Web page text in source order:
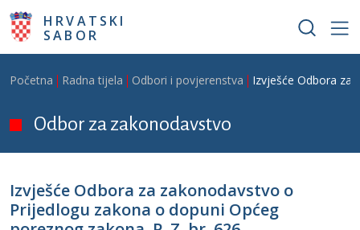
Skoči na glavni sadržaj
HRVATSKI
SABOR
Breadcrumb
Početna Radna tijela Odbori i povjerenstva Izvješće Odbora za
Odbor za zakonodavstvo
Izvješće Odbora za zakonodavstvo o
Prijedlogu zakona o dopuni Općeg